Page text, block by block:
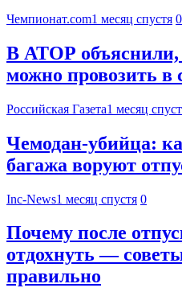
Чемпионат.com1 месяц спустя 0
В АТОР объяснили,
можно провозить в
Российская Газета1 месяц
Чемодан-убийца:
багажа воруют
Inc-News1 месяц спустя 0
Почему после
отдохнуть —
правильно